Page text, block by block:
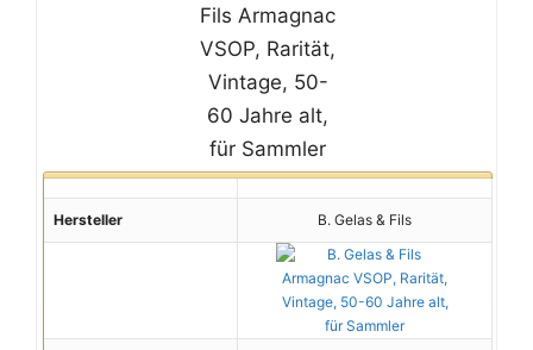
Hersteller B. Gelas & Fils